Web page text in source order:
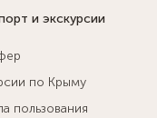
и экскурсии
по Крыму
пользования